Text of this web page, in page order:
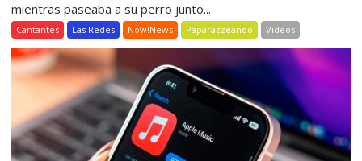
mientras paseaba a su perro junto...
Cantantes Las Redes Now!News Paparazzeando Videos